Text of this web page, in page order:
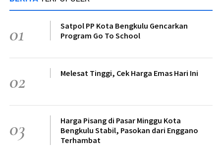
01
Satpol PP Kota Bengkulu Gencarkan
Program Go To School
02 Melesat Tinggi, Cek Harga Emas Hari Ini
03
Harga Pisang di Pasar Minggu Kota
Bengkulu Stabil, Pasokan dari Enggano
Terhambat